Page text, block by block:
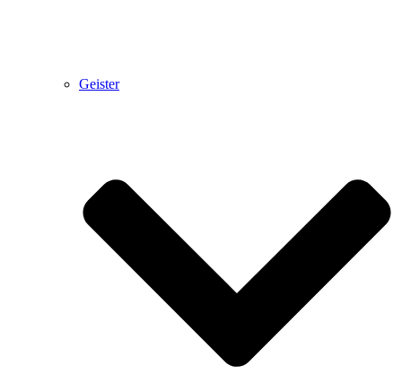
Geister